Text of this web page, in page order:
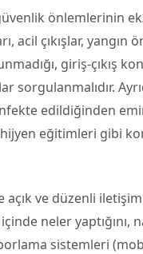
önlemlerinin
acil çıkışlar,
giriş-çıkış
sorgulanmalıdır.
edildiğinden
eğitimleri gibi
ve düzenli
neler
sistemleri